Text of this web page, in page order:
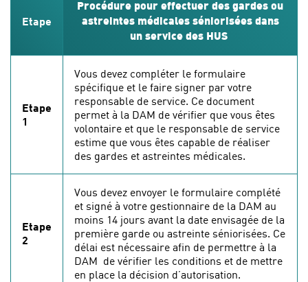
Etape
Procédure pour effectuer des gardes ou
astreintes médicales séniorisées dans
un service des HUS
Etape
1
Vous devez compléter le formulaire
spécifique et le faire signer par votre
responsable de service. Ce document
permet à la DAM de vérifier que vous êtes
volontaire et que le responsable de service
estime que vous êtes capable de réaliser
des gardes et astreintes médicales.
Etape
2
Vous devez envoyer le formulaire complété
et signé à votre gestionnaire de la DAM au
moins 14 jours avant la date envisagée de la
première garde ou astreinte séniorisées. Ce
délai est nécessaire afin de permettre à la
DAM de vérifier les conditions et de mettre
en place la décision d’autorisation.